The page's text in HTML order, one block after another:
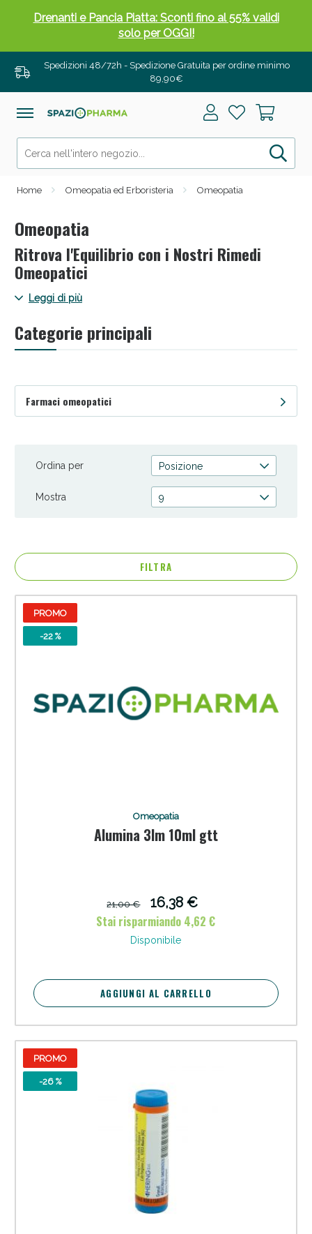
Spedizioni 48/72h - Spedizione Gratuita per ordine minimo
89,90€
Home Omeopatia ed Erboristeria Omeopatia
Omeopatia
Ritrova l'Equilibrio con i Nostri Rimedi
Omeopatici
Spaziopharma.it ti invita a ritrovare l'equilibrio con i nostri
pillole, offriamo prodotti che rendono l'omeopatia accessibile
e facile da utilizzare. Dai un'occhiata alla nostra gamma
Leggi di più
Categorie principali
Farmaci omeopatici
Ordina per Posizione
Mostra 9
FILTRA
PROMO
-22 %
Omeopatia
Alumina 3lm 10ml gtt
21,00 €
16,38 €
Stai risparmiando 4,62 €
Disponibile
AGGIUNGI AL CARRELLO
PROMO
-26 %
Drenanti e Pancia Piatta: Sconti fino al 55% validi
solo per OGGI!
Salini e Multivitaminici: oggi Sconto extra fino al
Anticellulite e Fanghi: Sconto fino al 40% valido
Sconto fino al 55% disponibile oggi!